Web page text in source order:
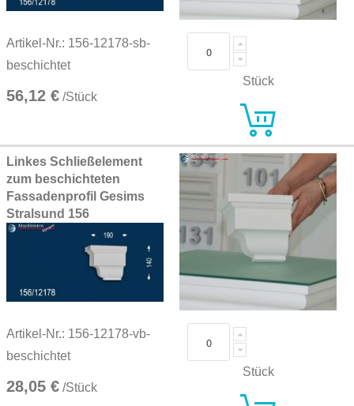
Artikel-Nr.: 156-12178-sb-
beschichtet
56,12 € /Stück
Stück
Linkes Schließelement
zum beschichteten
Fassadenprofil Gesims
Stralsund 156
Artikel-Nr.: 156-12178-vb-
beschichtet
28,05 € /Stück
Stück